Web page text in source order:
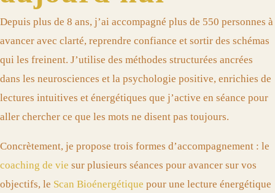
Depuis plus de 8 ans, j’ai accompagné plus de 550 personnes à
avancer avec clarté, reprendre confiance et sortir des schémas
qui les freinent. J’utilise des méthodes structurées ancrées
dans les neurosciences et la psychologie positive, enrichies de
lectures intuitives et énergétiques que j’active en séance pour
aller chercher ce que les mots ne disent pas toujours.
Concrètement, je propose trois formes d’accompagnement : le
coaching de vie sur plusieurs séances pour avancer sur vos
objectifs, le Scan Bioénergétique pour une lecture énergétique